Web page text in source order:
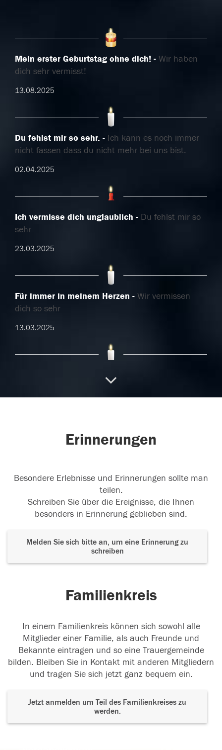
Mein erster Geburtstag ohne dich!
Wir haben
dich sehr vermisst!
13.08.2025
Du fehlst mir so sehr.
Ich kann es noch immer
nicht fassen dass du nicht mehr bei uns bist.
02.04.2025
Ich vermisse dich unglaublich
Du fehlst mir so
sehr
23.03.2025
Für immer in meinem Herzen
Wir vermissen
dich so sehr
13.03.2025
Ich werde dich nie vergessen.
weiterlesen
Erinnerungen
Besondere Erlebnisse und Erinnerungen sollte man
teilen.
Schreiben Sie über die Ereignisse, die Ihnen
besonders in Erinnerung geblieben sind.
Melden Sie sich bitte an, um eine Erinnerung zu
schreiben
Familienkreis
In einem Familienkreis können sich sowohl alle
Mitglieder einer Familie, als auch Freunde und
Bekannte eintragen und so eine Trauergemeinde
bilden. Bleiben Sie in Kontakt mit anderen Mitgliedern
und tragen Sie sich jetzt ganz bequem ein.
Jetzt anmelden um Teil des Familienkreises zu
werden.